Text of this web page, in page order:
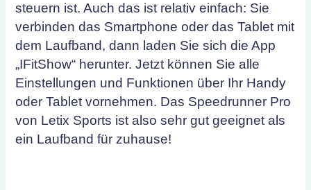
steuern ist. Auch das ist relativ einfach: Sie
verbinden das Smartphone oder das Tablet mit
dem Laufband, dann laden Sie sich die App
„IFitShow“ herunter. Jetzt können Sie alle
Einstellungen und Funktionen über Ihr Handy
oder Tablet vornehmen. Das Speedrunner Pro
von Letix Sports ist also sehr gut geeignet als
ein Laufband für zuhause!